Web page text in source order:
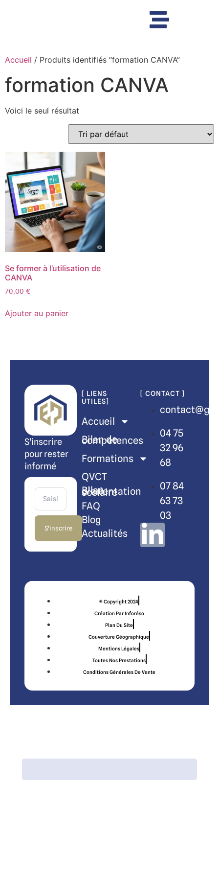
Accueil / Produits identifiés “formation CANVA”
formation CANVA
Voici le seul résultat
Se former à l’utilisation de
CANVA
70,00 €
Ajouter au panier
S'inscrire
pour rester
informé
S'inscrire
[ LIENS
UTILES]
Accueil
Bilan de compétences
Formations
QVCT
Bilan d’orientation scolaire
FAQ
Blog
Actualités
[ CONTACT ]
04 75
32 96
68
07 84
63 73
03
© Copyright 2024
Création Par Inforéso
Plan Du Site
Couverture Géographique
Mentions Légales
Toutes Nos Prestations
Conditions Générales De Vente